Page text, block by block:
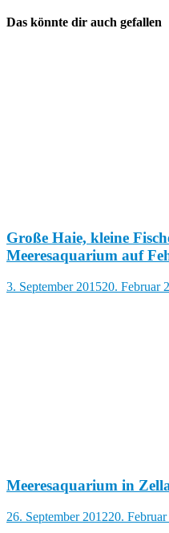
Das könnte dir auch gefallen
Große Haie, kleine
Meeresaquarium auf
3. September 201520. Februar
Meeresaquarium in
26. September 201220.